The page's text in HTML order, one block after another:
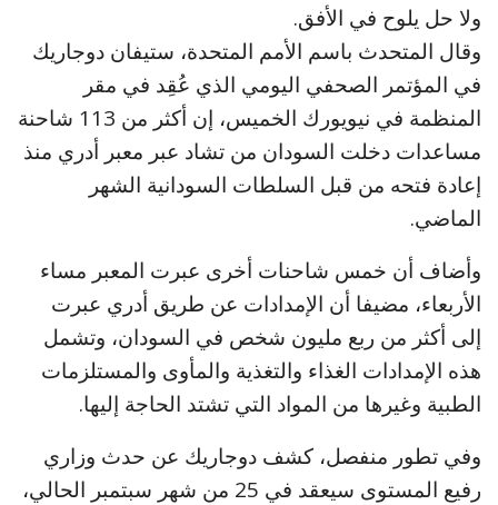
ولا حل يلوح في الأفق.
وقال المتحدث باسم الأمم المتحدة، ستيفان دوجاريك
في المؤتمر الصحفي اليومي الذي عُقِد في مقر
المنظمة في نيويورك الخميس، إن أكثر من 113 شاحنة
مساعدات دخلت السودان من تشاد عبر معبر أدري منذ
إعادة فتحه من قبل السلطات السودانية الشهر
الماضي.
وأضاف أن خمس شاحنات أخرى عبرت المعبر مساء
الأربعاء، مضيفا أن الإمدادات عن طريق أدري عبرت
إلى أكثر من ربع مليون شخص في السودان، وتشمل
هذه الإمدادات الغذاء والتغذية والمأوى والمستلزمات
الطبية وغيرها من المواد التي تشتد الحاجة إليها.
وفي تطور منفصل، كشف دوجاريك عن حدث وزاري
رفيع المستوى سيعقد في 25 من شهر سبتمبر الحالي،